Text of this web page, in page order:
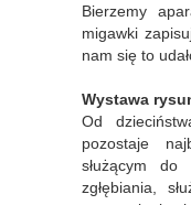
Bierzemy
migawki
nam się to
Wystawa
Od
pozostaje
służącym do
zgłębiania,